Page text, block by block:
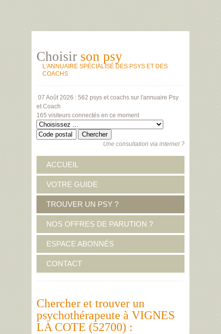
Choisir son psy
L'ANNUAIRE SPÉCIALISÉ DES PSYS ET DES
COACHS
07 Août 2026 : 562 psys et coachs sur l'annuaire Psy
et Coach
165 visiteurs connectés en ce moment
Une consultation via internet ?
ACCUEIL
VOTRE GUIDE
TROUVER UN PSY ?
NOS OFFRES DE PARUTION ?
ESPACE ABONNÉS
CONTACT
Chercher et trouver un
psychothérapeute à VIGNES
LA COTE (52700) :